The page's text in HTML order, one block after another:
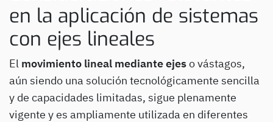
en la aplicación de sistemas
con ejes lineales
El movimiento lineal mediante ejeso vástagos,
aún siendo una solución tecnológicamente sencilla
y de capacidades limitadas, sigue plenamente
vigente y es ampliamente utilizada en diferentes